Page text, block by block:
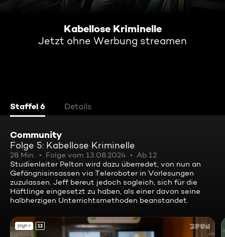
Kabellose Kriminelle
Jetzt ohne Werbung streamen
Staffel 6 Details
Community
Folge 5: Kabellose Kriminelle
28 Min. Folge vom 13.08.2024
Ab 12
Studienleiter Pelton wird dazu überredet, von nun an
Gefängnisinsassen via Teleroboter in Vorlesungen
zuzulassen. Jeff bereut jedoch sogleich, sich für die
Häftlinge eingesetzt zu haben, als einer davon seine
halbherzigen Unterrichtsmethoden beanstandet.
12